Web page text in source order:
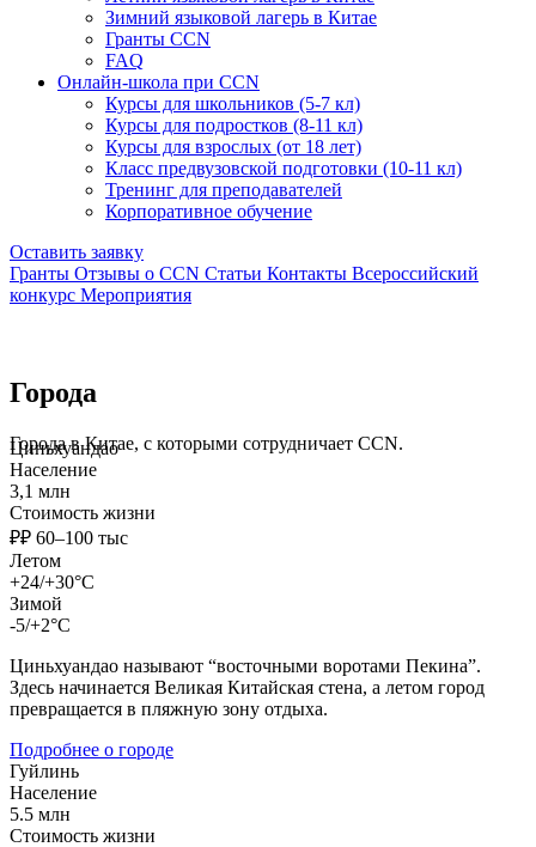
Зимний языковой лагерь в Китае
Гранты CCN
FAQ
Онлайн-школа при CCN
Курсы для школьников (5-7 кл)
Курсы для подростков (8-11 кл)
Курсы для взрослых (от 18 лет)
Класс предвузовской подготовки (10-11 кл)
Тренинг для преподавателей
Корпоративное обучение
Оставить заявку
Гранты Отзывы о CCN Статьи Контакты Всероссийский
конкурс Мероприятия
Города
Города в Китае, с которыми сотрудничает CCN.
Циньхуандао
Население
3,1 млн
Стоимость жизни
₽₽ 60–100 тыс
Летом
+24/+30°C
Зимой
-5/+2°C
Циньхуандао называют “восточными воротами Пекина”.
Здесь начинается Великая Китайская стена, а летом город
превращается в пляжную зону отдыха.
Подробнее о городе
Гуйлинь
Население
5.5 млн
Стоимость жизни